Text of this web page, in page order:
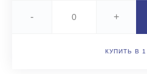
- +
КУПИТЬ В